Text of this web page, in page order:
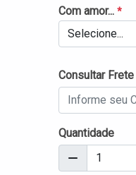
Com amor... *
Selecione...
Consultar
Quantidade